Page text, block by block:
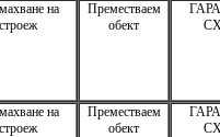
на
строеж
Преместваем
обект
на
строеж
Преместваем
обект